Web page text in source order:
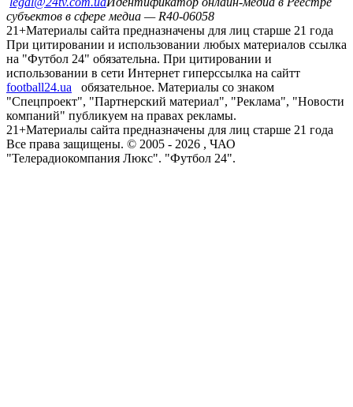
субъектов в сфере медиа — R40-06058
21+Материалы сайта предназначены для лиц старше 21 года
При цитировании и использовании любых материалов ссылка
на "Футбол 24" обязательна. При цитировании и
использовании в сети Интернет гиперссылка на сайтт
football24.ua
обязательное. Материалы со знаком
"Спецпроект", "Партнерский материал", "Реклама", "Новости
компаний" публикуем на правах рекламы.
21+Материалы сайта предназначены для лиц старше 21 года
Все права защищены. © 2005 - 2026 , ЧАО
"Телерадиокомпания Люкс". "Футбол 24".